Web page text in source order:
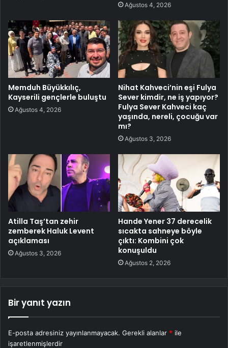
Ağustos 4, 2026
Memduh Büyükkılıç,
Kayserili gençlerle buluştu
Ağustos 4, 2026
Nihat Kahveci’nin eşi Fulya
Sever kimdir, ne iş yapıyor?
Fulya Sever Kahveci kaç
yaşında, nereli, çocuğu var
mı?
Ağustos 3, 2026
Atilla Taş’tan zehir
zemberek Haluk Levent
açıklaması
Ağustos 3, 2026
Hande Yener 37 derecelik
sıcakta sahneye böyle
çıktı: Kombini çok
konuşuldu
Ağustos 2, 2026
Bir yanıt yazın
E-posta adresiniz yayınlanmayacak. Gerekli alanlar * ile
işaretlenmişlerdir